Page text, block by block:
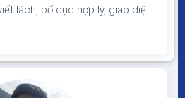
lách, bố cục hợp lý, giao diện
tablet, desktop… Được
nguồn mở...